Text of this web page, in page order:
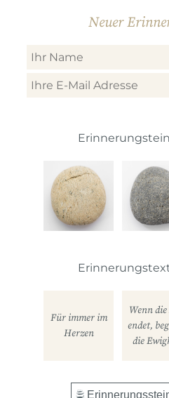
Neuer
Für immer im
Herzen
Wenn
endet,
die